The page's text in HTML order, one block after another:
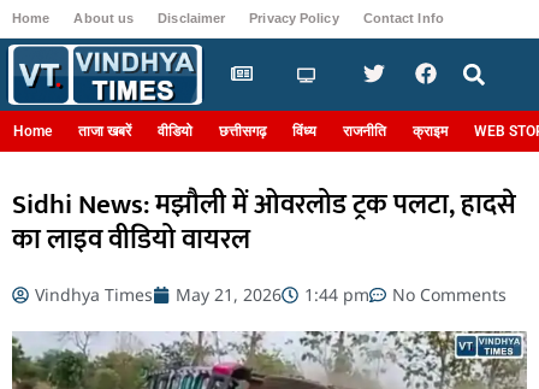
Home About us Disclaimer Privacy Policy Contact Info
Home ताजा खबरें वीडियो छत्तीसगढ़ विंध्य राजनीति क्राइम WEB
Sidhi News: मझौली में ओवरलोड ट्रक पलटा, हादसे
का लाइव वीडियो वायरल
Vindhya Times May 21, 2026 1:44 pm No Comments